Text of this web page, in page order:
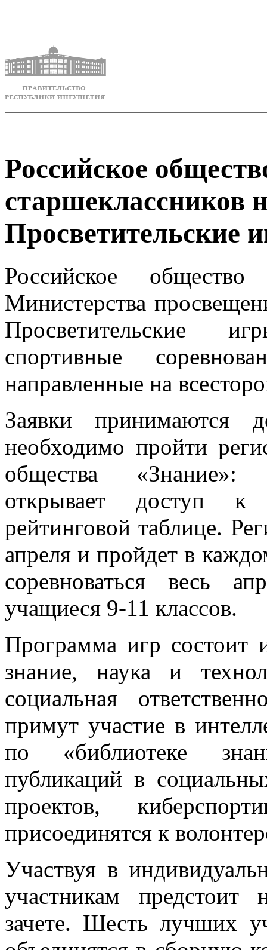
Российское
старшеклассников
Просветительские
Российское
Министерства
Просветительские
спортивные
направленные на
Заявки принимаются
необходимо пройти
общества «Знание»:
открывает доступ к
рейтинговой таблице.
апреля и пройдет в
соревноваться весь
учащиеся 9-11 классов.
Программа игр состоит
знание, наука и
социальная
примут участие в
по «библиотеке
публикаций в
проектов,
присоединятся к
Участвуя в
участникам
зачете. Шесть лучших